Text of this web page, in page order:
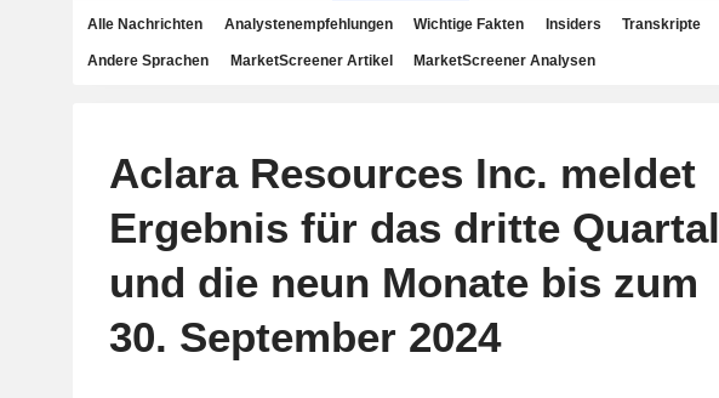
Alle Nachrichten Analystenempfehlungen Wichtige Fakten Insiders Transkripte
Andere Sprachen MarketScreener Artikel MarketScreener Analysen
Aclara Resources Inc. meldet
Ergebnis für das dritte Quartal
und die neun Monate bis zum
30. September 2024